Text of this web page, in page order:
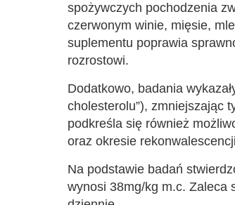
spożywczych pochodzenia
czerwonym winie, mięsie,
suplementu poprawia
rozrostowi.
Dodatkowo, badania
cholesterolu”), zmniejszając
podkreśla się również
oraz okresie
Na podstawie badań
wynosi 38mg/kg m.c. Zaleca